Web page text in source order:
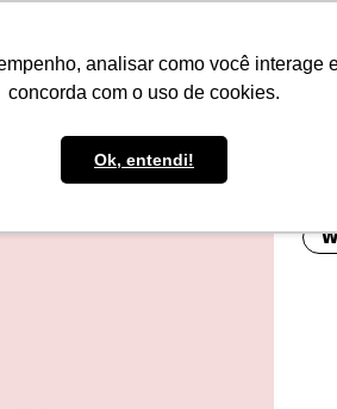
analisar como você
concorda com o uso de cookies.
Ok, entendi!